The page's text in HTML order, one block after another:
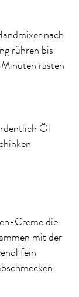
nach
rühren bis
rasten
Öl
Creme die
mit der
fein